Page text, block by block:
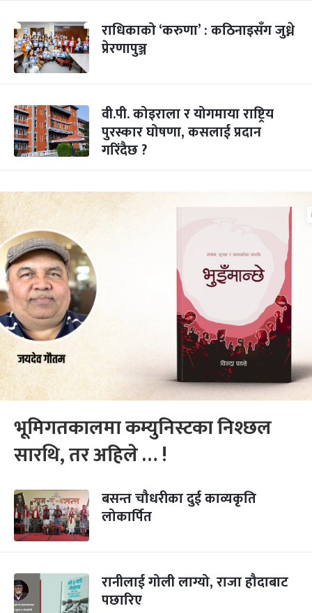
राधिकाको ‘करुणा’ : कठिनाइसँग जुध्ने
प्रेरणापुञ्ज
वी.पी. कोइराला र योगमाया राष्ट्रिय
पुरस्कार घोषणा, कसलाई प्रदान
गरिंदैछ ?
भूमिगतकालमा कम्युनिस्टका निश्छल
सारथि, तर अहिले … !
बसन्त चौधरीका दुई काव्यकृति
लोकार्पित
रानीलाई गोली लाग्यो, राजा हौदाबाट
पछारिए